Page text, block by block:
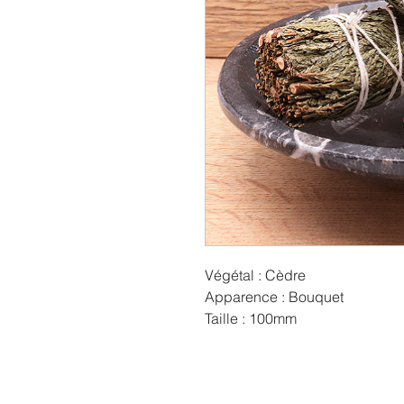
Végétal : Cèdre
Apparence : Bouquet
Taille : 100mm